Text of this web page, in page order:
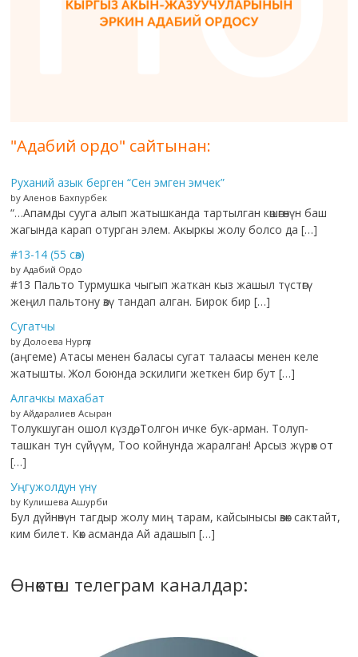
"Адабий ордо" сайтынан:
Руханий азык берген “Сен эмген эмчек”
by Аленов Бахпурбек
“…Апамды сууга алып жатышканда тартылган көшөгөнүн баш
жагында карап отурган элем. Акыркы жолу болсо да […]
#13-14 (55 сөз)
by Адабий Ордо
#13 Пальто Турмушка чыгып жаткан кыз жашыл түстөгү
жеңил пальтону өзү тандап алган. Бирок бир […]
Сугатчы
by Долоева Нургүл
(аңгеме) Атасы менен баласы сугат талаасы менен келе
жатышты. Жол боюнда эскилиги жеткен бир бут […]
Алгачкы махабат
by Айдаралиев Асыран
Толукшуган ошол күздө, Толгон ичке бук-арман. Толуп-
ташкан тун сүйүүм, Тоо койнунда жаралган! Арсыз жүрөк от
[…]
Уңгужолдун үнү
by Кулишева Ашурби
Бул дүйнөнүн тагдыр жолу миң тарам, кайсынысы өзөк сактайт,
ким билет. Көк асманда Ай адашып […]
Өнөктөш телеграм каналдар: